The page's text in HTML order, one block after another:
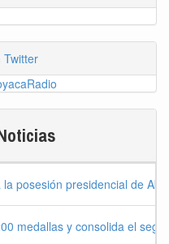
Twitter
posesión presidencial de
medallas y consolida el